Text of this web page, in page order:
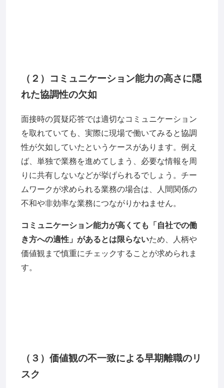
（２）コミュニケーション能力の高さに隠
れた協調性の欠如
面接時の質疑応答では適切なコミュニケーション
を取れていても、実際に現場で働いてみると協調
性が欠如していたというケースがあります。例え
ば、単独で業務を進めてしまう、必要な情報を周
りに共有しないなどが挙げられるでしょう。チー
ムワークが求められる業務の場合は、人間関係の
不和や非効率な業務につながりかねません。
コミュニケーション能力が高くても「自社での働
き方への適性」があるとは限らないため、人柄や
価値観まで慎重にチェックすることが求められま
す。
（３）価値観の不一致による早期離職のリ
スク